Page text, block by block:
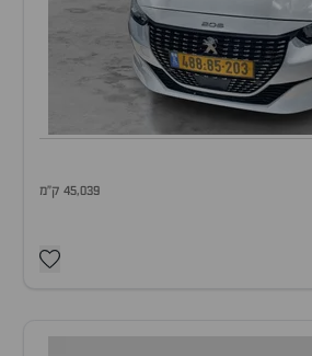
45,039 ק"מ